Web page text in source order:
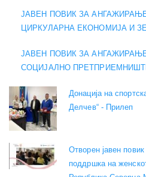
ЈАВЕН ПОВИК ЗА
ЦИРКУЛАРНА ЕКОНОМИЈА И
ЈАВЕН ПОВИК ЗА
СОЦИЈАЛНО
Донација на
Делчев“ - Прилеп
Отворен јавен
поддршка на